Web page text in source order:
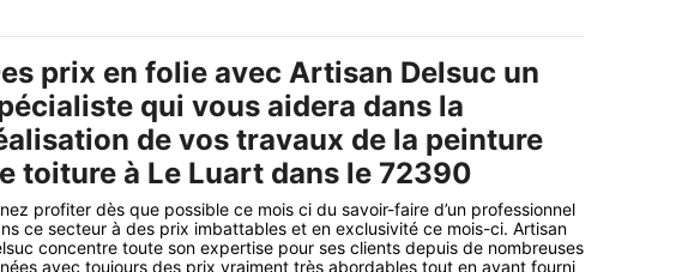
prix en folie avec Artisan Delsuc un
qui vous aidera dans la
de vos travaux de la peinture
toiture à Le Luart dans le 72390
profiter dès que possible ce mois ci du savoir-faire d’un professionnel
ce secteur à des prix imbattables et en exclusivité ce mois-ci. Artisan
concentre toute son expertise pour ses clients depuis de nombreuses
avec toujours des prix vraiment très abordables tout en ayant fourni